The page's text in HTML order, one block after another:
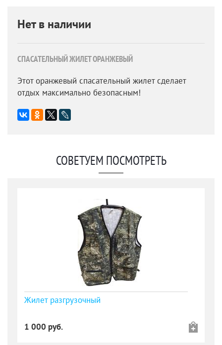
Нет в наличии
СПАСАТЕЛЬНЫЙ ЖИЛЕТ ОРАНЖЕВЫЙ
Этот оранжевый спасательный жилет сделает
отдых максимально безопасным!
СОВЕТУЕМ ПОСМОТРЕТЬ
Жилет разгрузочный
1 000 руб.